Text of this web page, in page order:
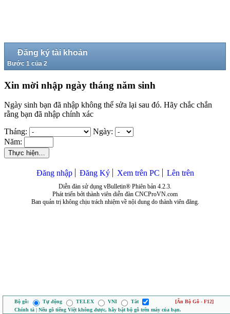
Đăng ký tài khoản
Bước 1 của 2
Xin mời nhập ngày tháng năm sinh
Ngày sinh bạn đã nhập không thể sửa lại sau đó. Hãy chắc chắn
rằng bạn đã nhập chính xác
Tháng:
Ngày:
Năm:
Thực hiện…
Đăng nhập Đăng Ký Xem trên PC Lên trên
Diễn đàn sử dụng vBulletin® Phiên bản 4.2.3.
Phát triển bởi thành viên diễn đàn CNCProVN.com
Ban quản trị không chịu trách nhiệm về nội dung do thành viên đăng.
Bộ gõ: Tự động TELEX VNI Tắt
[Ẩn Bộ Gõ - F12]
Chính tả | Nếu gõ tiếng Việt không được, hãy bật bộ gõ trên máy của bạn.